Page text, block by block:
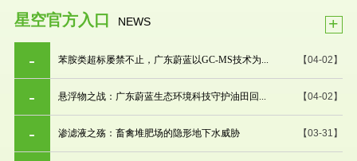
星空官方入口 NEWS +
【04-02】
苯胺类超标屡禁不止，广东蔚蓝以GC-MS技术为...
【04-02】
悬浮物之战：广东蔚蓝生态环境科技守护油田回...
【03-31】
渗滤液之殇：畜禽堆肥场的隐形地下水威胁